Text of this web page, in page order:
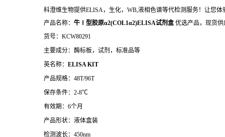
科澄维生物提供ELISA，生化，WB,液相色谱等代检测服务！让您体
产品名称： 牛Ⅰ型胶原α2(COL1α2)ELISA试剂盒 优选产品，现货供
货号：KCW80291
主要成分：酶标板，试剂，标准品等
英名称： ELISA KIT
产品规格：48T/96T
保存条件：2-8℃
有效期：6个月
产品形状：液体盒装
检测波长：450nm